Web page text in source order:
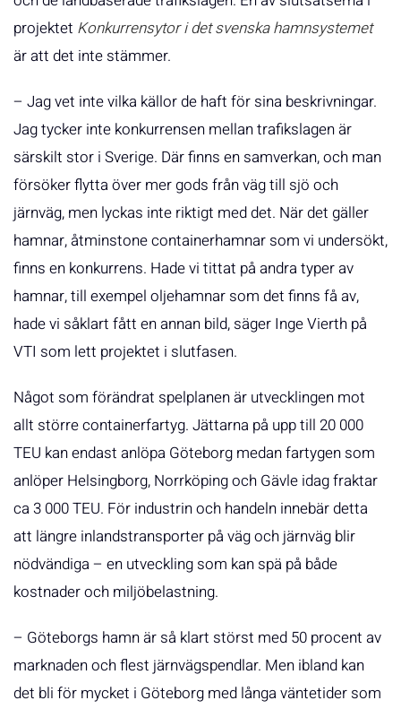
projektet Konkurrensytor i det svenska hamnsystemet
är att det inte stämmer.
– Jag vet inte vilka källor de haft för sina beskrivningar.
Jag tycker inte konkurrensen mellan trafikslagen är
särskilt stor i Sverige. Där finns en samverkan, och man
försöker flytta över mer gods från väg till sjö och
järnväg, men lyckas inte riktigt med det. När det gäller
hamnar, åtminstone containerhamnar som vi undersökt,
finns en konkurrens. Hade vi tittat på andra typer av
hamnar, till exempel oljehamnar som det finns få av,
hade vi såklart fått en annan bild, säger Inge Vierth på
VTI som lett projektet i slutfasen.
Något som förändrat spelplanen är utvecklingen mot
allt större containerfartyg. Jättarna på upp till 20 000
TEU kan endast anlöpa Göteborg medan fartygen som
anlöper Helsingborg, Norrköping och Gävle idag fraktar
ca 3 000 TEU. För industrin och handeln innebär detta
att längre inlandstransporter på väg och järnväg blir
nödvändiga – en utveckling som kan spä på både
kostnader och miljöbelastning.
– Göteborgs hamn är så klart störst med 50 procent av
marknaden och flest järnvägspendlar. Men ibland kan
det bli för mycket i Göteborg med långa väntetider som